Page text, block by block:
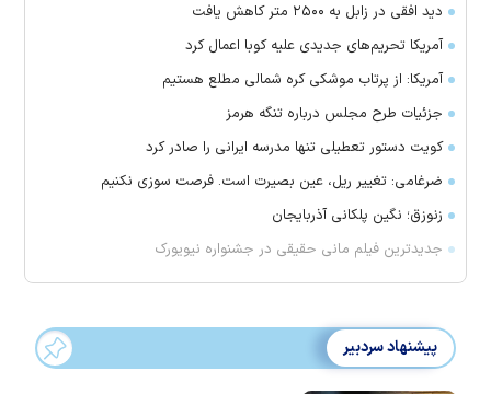
دید افقی در زابل به ۲۵۰۰ متر کاهش یافت
آمریکا تحریم‌های جدیدی علیه کوبا اعمال کرد
آمریکا: از پرتاب موشکی کره شمالی مطلع هستیم
جزئیات طرح مجلس درباره تنگه هرمز
کویت دستور تعطیلی تنها مدرسه ایرانی را صادر کرد
ضرغامی: تغییر ریل، عین بصیرت است. فرصت سوزی نکنیم
زنوزق؛ نگین پلکانی آذربایجان
جدیدترین فیلم مانی حقیقی در جشنواره نیویورک
پیشنهاد سردبیر